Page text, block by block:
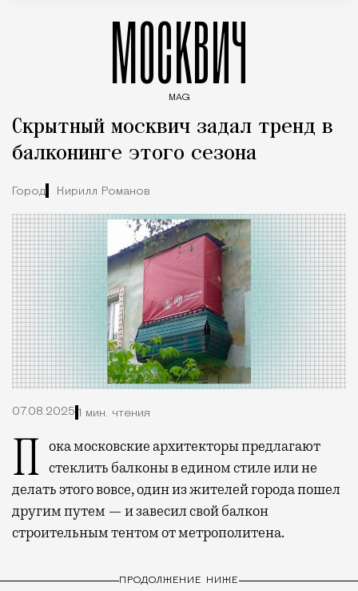
МОСКВИЧ
MAG
Скрытный москвич задал тренд в
балконинге этого сезона
Город Кирилл Романов
07.08.2025 1 мин. чтения
Пока московские архитекторы предлагают стеклить балконы в едином стиле или не
делать этого вовсе, один из жителей города пошел
другим путем — и завесил свой балкон
строительным тентом от метрополитена.
ПРОДОЛЖЕНИЕ НИЖЕ